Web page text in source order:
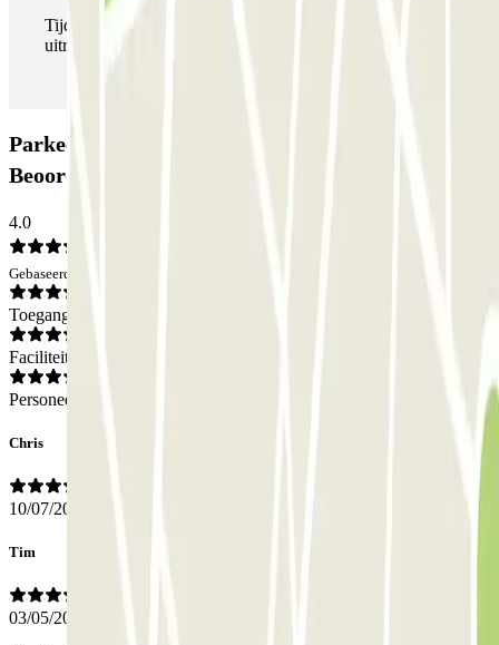
Tijdens je verblijf kun je de parkeerplaats zo vaak in- en
uitrijden als je wilt.
Parkeergarage ParkBee Haagsche Hof:
Beoordelingen
4.0
Gebaseerd op 5 meningen
Toegang
Faciliteiten
Personeel
Chris
10/07/2026
Tim
03/05/2026